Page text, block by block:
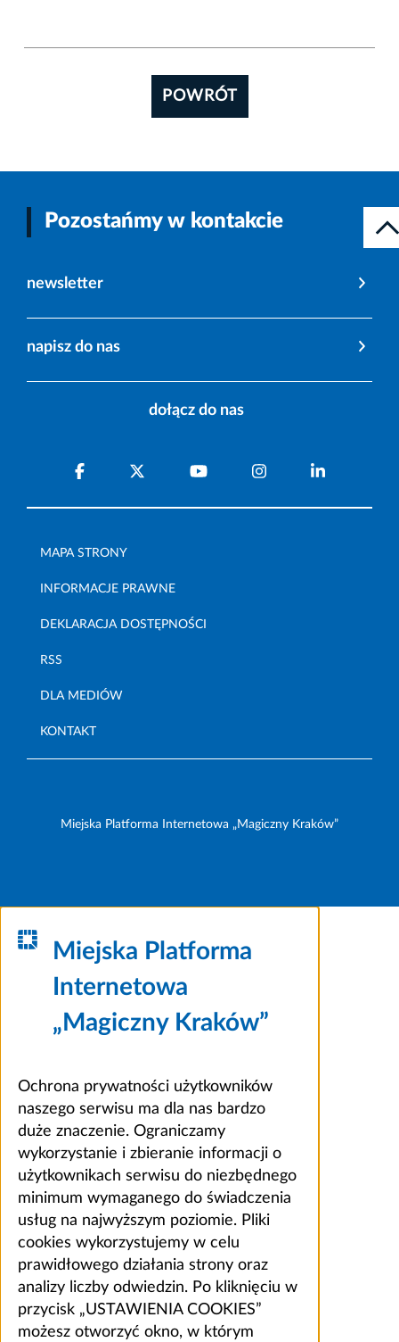
POWRÓT
Pozostańmy w kontakcie
newsletter
napisz do nas
dołącz do nas
MAPA STRONY
INFORMACJE PRAWNE
DEKLARACJA DOSTĘPNOŚCI
RSS
DLA MEDIÓW
KONTAKT
Miejska Platforma Internetowa „Magiczny Kraków”
Miejska Platforma
Internetowa
„Magiczny Kraków”
Ochrona prywatności użytkowników
naszego serwisu ma dla nas bardzo
duże znaczenie. Ograniczamy
wykorzystanie i zbieranie informacji o
użytkownikach serwisu do niezbędnego
minimum wymaganego do świadczenia
usług na najwyższym poziomie. Pliki
cookies wykorzystujemy w celu
prawidłowego działania strony oraz
analizy liczby odwiedzin. Po kliknięciu w
przycisk „USTAWIENIA COOKIES”
możesz otworzyć okno, w którym